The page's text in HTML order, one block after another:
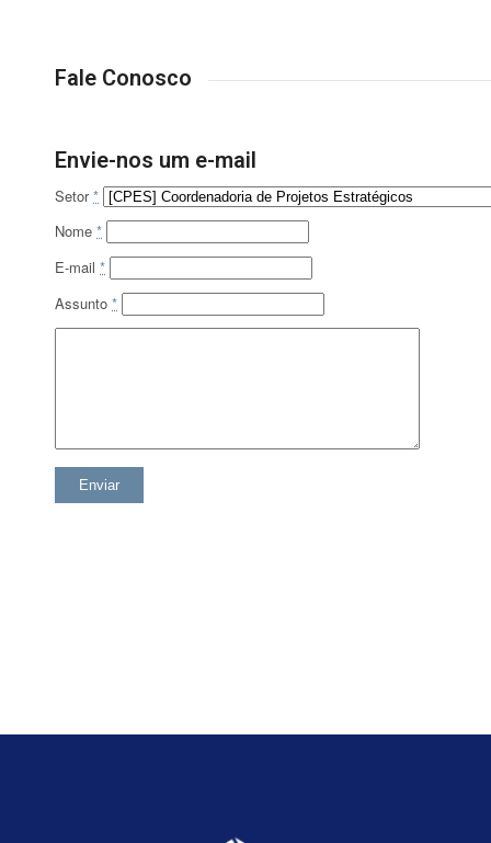
Fale Conosco
Envie-nos um e-mail
Setor*
Nome *
E-mail *
Assunto *